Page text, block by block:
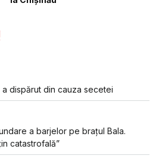
dispărut din cauza secetei
a barjelor pe brațul Bala.
catastrofală”